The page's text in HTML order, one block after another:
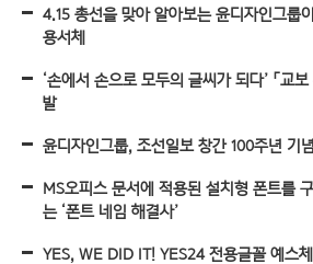
4.15 총선을 맞아 알아보는 윤디자인그룹
용서체
‘손에서 손으로 모두의 글씨가 되다’ 「교
발
윤디자인그룹, 조선일보 창간 100주년 기념
MS오피스 문서에 적용된 설치형 폰트를
는 ‘폰트 네임 해결사’
YES, WE DID IT! YES24 전용글꼴 예스